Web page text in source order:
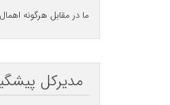
ما در مقابل هرگونه
مدیرکل